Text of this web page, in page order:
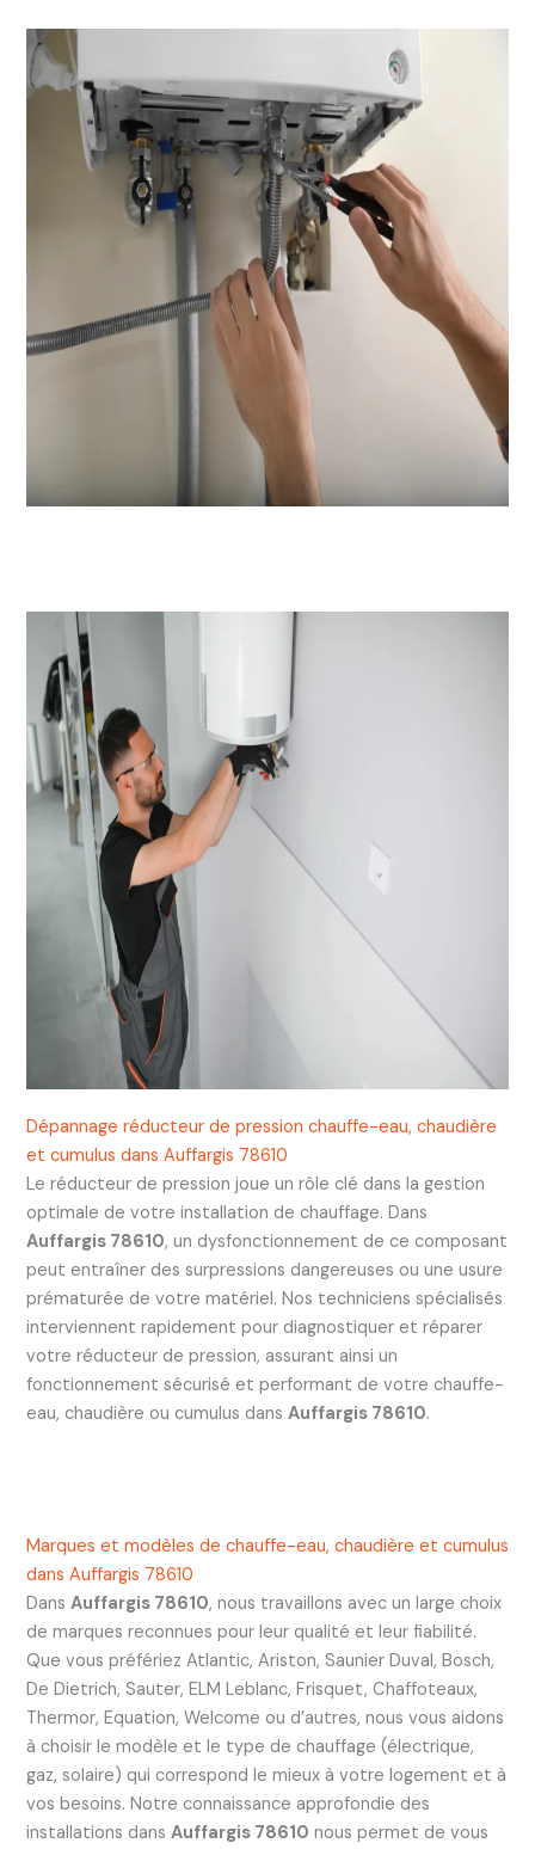
Dépannage réducteur de pression chauffe-eau, chaudière
et cumulus dans Auffargis 78610
Le réducteur de pression joue un rôle clé dans la gestion
optimale de votre installation de chauffage. Dans
Auffargis 78610, un dysfonctionnement de ce composant
peut entraîner des surpressions dangereuses ou une usure
prématurée de votre matériel. Nos techniciens spécialisés
interviennent rapidement pour diagnostiquer et réparer
votre réducteur de pression, assurant ainsi un
fonctionnement sécurisé et performant de votre chauffe-
eau, chaudière ou cumulus dans Auffargis 78610.
Marques et modèles de chauffe-eau, chaudière et cumulus
dans Auffargis 78610
Dans Auffargis 78610, nous travaillons avec un large choix
de marques reconnues pour leur qualité et leur fiabilité.
Que vous préfériez Atlantic, Ariston, Saunier Duval, Bosch,
De Dietrich, Sauter, ELM Leblanc, Frisquet, Chaffoteaux,
Thermor, Equation, Welcome ou d’autres, nous vous aidons
à choisir le modèle et le type de chauffage (électrique,
gaz, solaire) qui correspond le mieux à votre logement et à
vos besoins. Notre connaissance approfondie des
installations dans Auffargis 78610 nous permet de vous